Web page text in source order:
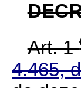
Art. 1
4.465,